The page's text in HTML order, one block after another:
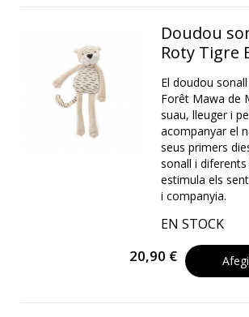
Doudou
Roty Tigre
El doudou
Forêt Mawa de
suau, lleuger i
acompanyar el
seus primers
sonall i
estimula els
i companyia.
EN STOCK
20,90 €